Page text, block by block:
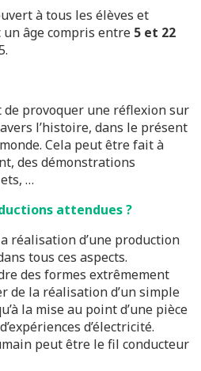
à tous les élèves et
âge compris entre 5 et 22
de provoquer une réflexion sur
l’histoire, dans le présent
Cela peut être fait à
des démonstrations
…
attendues ?
réalisation d’une production
tous ces aspects.
des formes extrêmement
de la réalisation d’un simple
la mise au point d’une pièce
d’électricité.
peut être le fil conducteur